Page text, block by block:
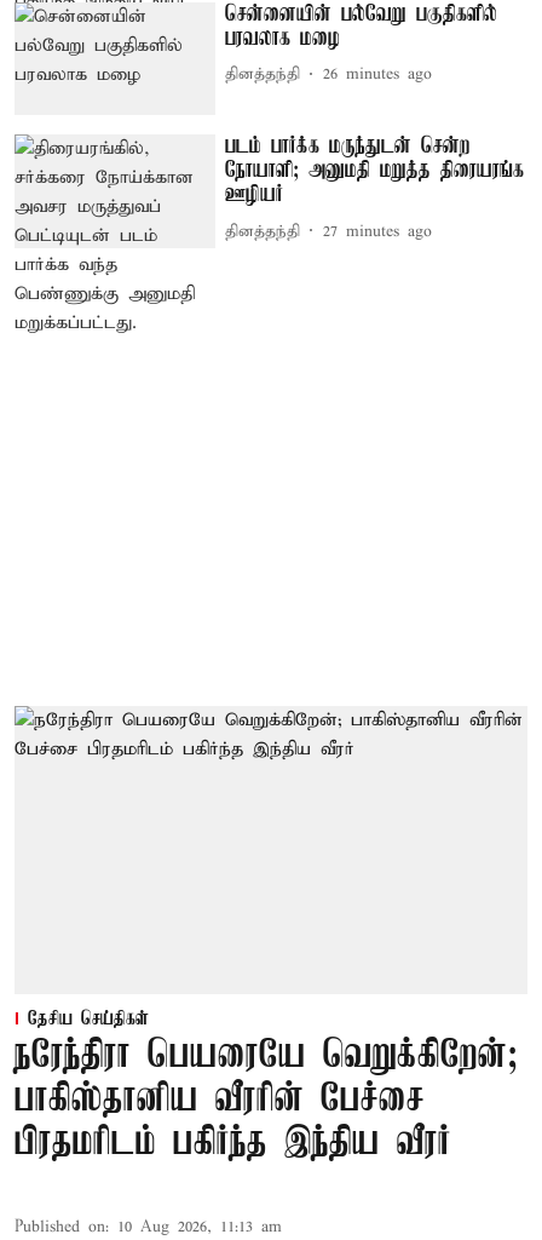
சென்னையின் பல்வேறு பகுதிகளில்
பரவலாக மழை
தினத்தந்தி 26 minutes ago
படம் பார்க்க மருந்துடன் சென்ற
நோயாளி; அனுமதி மறுத்த திரையரங்க
ஊழியர்
தினத்தந்தி 27 minutes ago
தேசிய செய்திகள்
நரேந்திரா பெயரையே வெறுக்கிறேன்;
பாகிஸ்தானிய வீரரின் பேச்சை
பிரதமரிடம் பகிர்ந்த இந்திய வீரர்
Published on: 10 Aug 2026, 11:13 am